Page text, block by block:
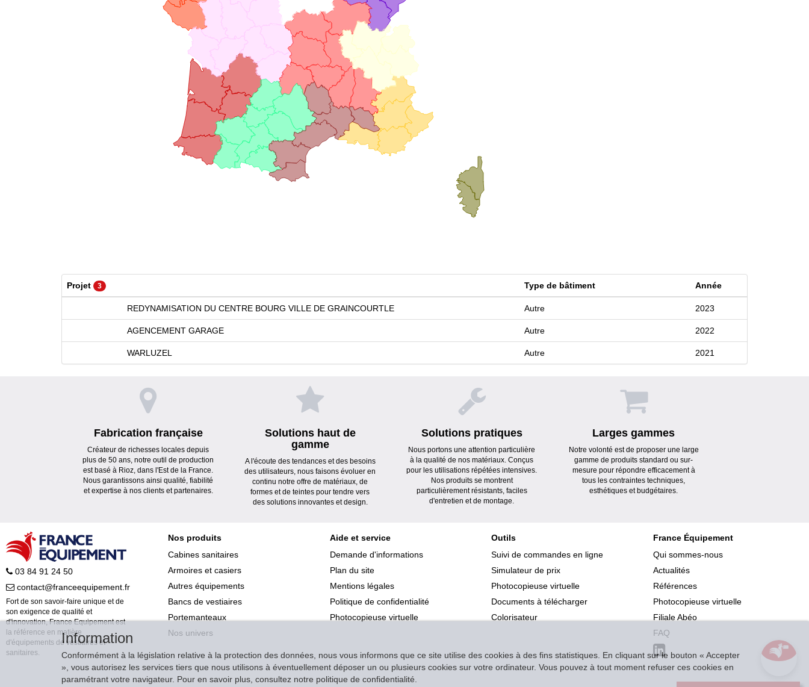
Projet 3 Type de bâtiment Année
REDYNAMISATION DU CENTRE BOURG VILLE DE GRAINCOURTLE Autre 2023
AGENCEMENT GARAGE Autre 2022
WARLUZEL Autre 2021
Fabrication française
Créateur de richesses locales depuis
plus de 50 ans, notre outil de production
est basé à Rioz, dans l'Est de la France.
Nous garantissons ainsi qualité, fiabilité
et expertise à nos clients et partenaires.
Solutions haut de
gamme
A l'écoute des tendances et des besoins
des utilisateurs, nous faisons évoluer en
continu notre offre de matériaux, de
formes et de teintes pour tendre vers
des solutions innovantes et design.
Solutions pratiques
Nous portons une attention particulière
à la qualité de nos matériaux. Conçus
pour les utilisations répétées intensives.
Nos produits se montrent
particulièrement résistants, faciles
d'entretien et de montage.
Larges gammes
Notre volonté est de proposer une large
gamme de produits standard ou sur-
mesure pour répondre efficacement à
tous les contraintes techniques,
esthétiques et budgétaires.
03 84 91 24 50
contact@franceequipement.fr
Fort de son savoir-faire unique et de
son exigence de qualité et
d'innovation, France Equipement est
la référence en matière
d'équipements de vestiaires et
sanitaires.
Nos produits
Cabines sanitaires
Armoires et casiers
Autres équipements
Bancs de vestiaires
Portemanteaux
Nos univers
Aide et service
Demande d'informations
Plan du site
Mentions légales
Politique de confidentialité
Photocopieuse virtuelle
Outils
Suivi de commandes en ligne
Simulateur de prix
Photocopieuse virtuelle
Documents à télécharger
Colorisateur
France Équipement
Qui sommes-nous
Actualités
Références
Photocopieuse virtuelle
Filiale Abéo
FAQ
Information
Conformément à la législation relative à la protection des données, nous vous informons que ce site utilise des cookies à des fins statistiques. En cliquant sur le bouton « Accepter
», vous autorisez les services tiers que nous utilisons à éventuellement déposer un ou plusieurs cookies sur votre ordinateur. Vous pouvez à tout moment refuser ces cookies en
paramétrant votre navigateur. Pour en savoir plus, consultez notre politique de confidentialité.